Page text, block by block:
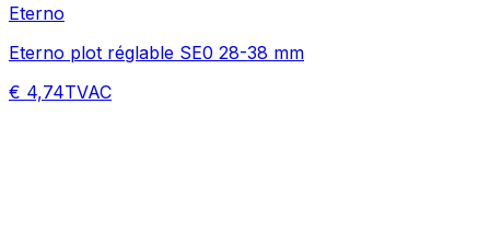
Eterno
Eterno plot réglable SE0 28-38 mm
€ 4,74TVAC